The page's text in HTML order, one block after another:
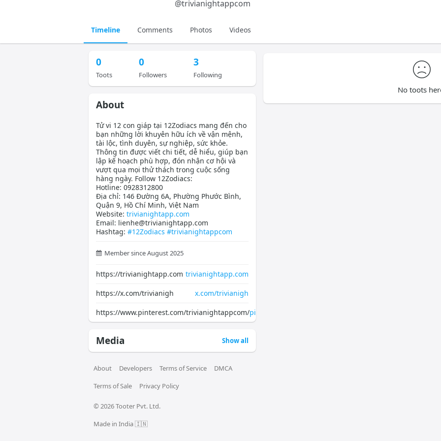
@trivianightappcom
Timeline Comments Photos Videos
0
Toots
0
Followers
3
Following
About
Tử vi 12 con giáp tại 12Zodiacs mang đến cho
bạn những lời khuyên hữu ích về vận mệnh,
tài lộc, tình duyên, sự nghiệp, sức khỏe.
Thông tin được viết chi tiết, dễ hiểu, giúp bạn
lập kế hoạch phù hợp, đón nhận cơ hội và
vượt qua mọi thử thách trong cuộc sống
hàng ngày. Follow 12Zodiacs:
Hotline: 0928312800
Địa chỉ: 146 Đường 6A, Phường Phước Bình,
Quận 9, Hồ Chí Minh, Việt Nam
Website: trivianightapp.com
Email: lienhe@trivianightapp.com
Hashtag: #12Zodiacs #trivianightappcom
Member since August 2025
https://trivianightapp.com trivianightapp.com
https://x.com/trivianigh x.com/trivianigh
https://www.pinterest.com/trivianightappcom/pinterest.com/trivianightappcom/
Media Show all
About Developers Terms of Service
DMCA
Terms of Sale
Privacy Policy
© 2026 Tooter Pvt. Ltd.
Made in India 🇮🇳
No toots